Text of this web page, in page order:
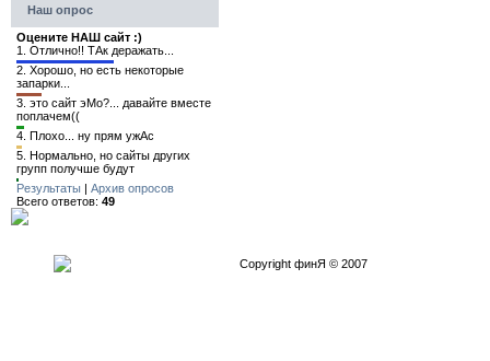
Наш опрос
Оцените НАШ сайт :)
1. Отлично!! ТАк деражать...
2. Хорошо, но есть некоторые
запарки...
3. это сайт эМо?... давайте вместе
поплачем((
4. Плохо... ну прям ужАс
5. Нормально, но сайты других
групп получше будут
Результаты | Архив опросов
Всего ответов: 49
Copyright финЯ © 2007